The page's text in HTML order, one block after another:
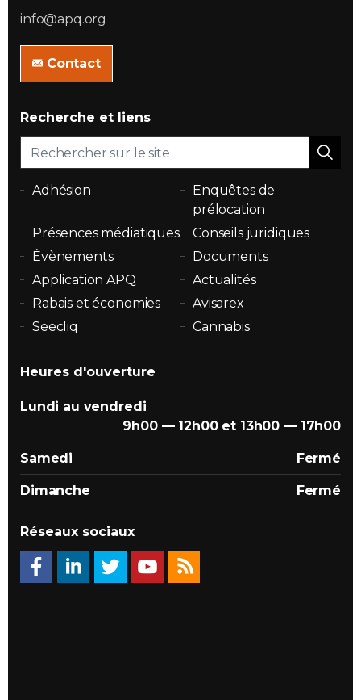
info@apq.org
Contact
Recherche et liens
Adhésion
Enquêtes de
prélocation
Présences médiatiques
Conseils juridiques
Évènements
Documents
Application APQ
Actualités
Rabais et économies
Avisarex
Seecliq
Cannabis
Heures d'ouverture
Lundi au vendredi
9h00 — 12h00 et 13h00 — 17h00
Samedi Fermé
Dimanche Fermé
Réseaux sociaux